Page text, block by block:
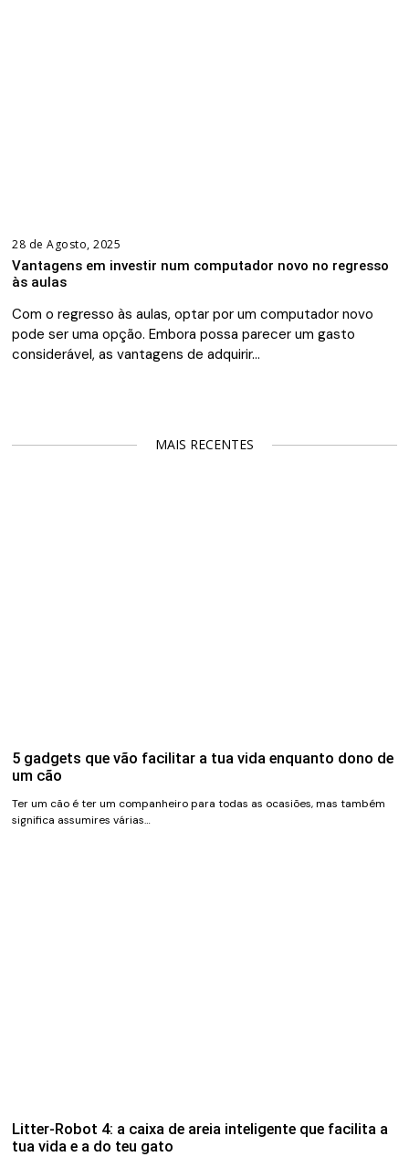
28 de Agosto, 2025
Vantagens em investir num computador novo no regresso
às aulas
Com o regresso às aulas, optar por um computador novo
pode ser uma opção. Embora possa parecer um gasto
considerável, as vantagens de adquirir…
MAIS RECENTES
5 gadgets que vão facilitar a tua vida enquanto dono de
um cão
Ter um cão é ter um companheiro para todas as ocasiões, mas também
significa assumires várias…
Litter-Robot 4: a caixa de areia inteligente que facilita a
tua vida e a do teu gato